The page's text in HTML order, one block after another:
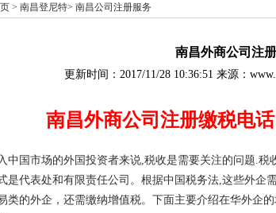
> 南昌登尼特> 南昌公司注册服务
南昌外商公司注
更新时间： 2017/11/28 10:36:51 来源：
南昌外商公司注册缴税电
中国市场的外国投资者来说,税收是需要关注的问题.
是代表处和有限责任公司。根据中国税务法,这些外企
类的外企，还需缴纳增值税。下面主要介绍在华外企